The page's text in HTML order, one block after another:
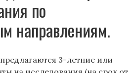
по
направлениям.
3-летние или